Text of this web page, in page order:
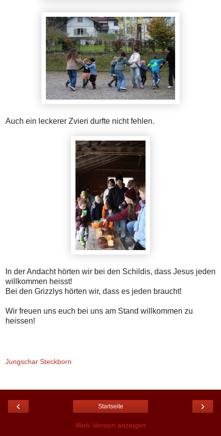
Auch ein leckerer Zvieri durfte nicht fehlen.
In der Andacht hörten wir bei den Schildis, dass Jesus jeden
willkommen heisst!
Bei den Grizzlys hörten wir, dass es jeden braucht!
Wir freuen uns euch bei uns am Stand willkommen zu
heissen!
Jungschar Steckborn
‹ ›
Startseite
Web-Version anzeigen